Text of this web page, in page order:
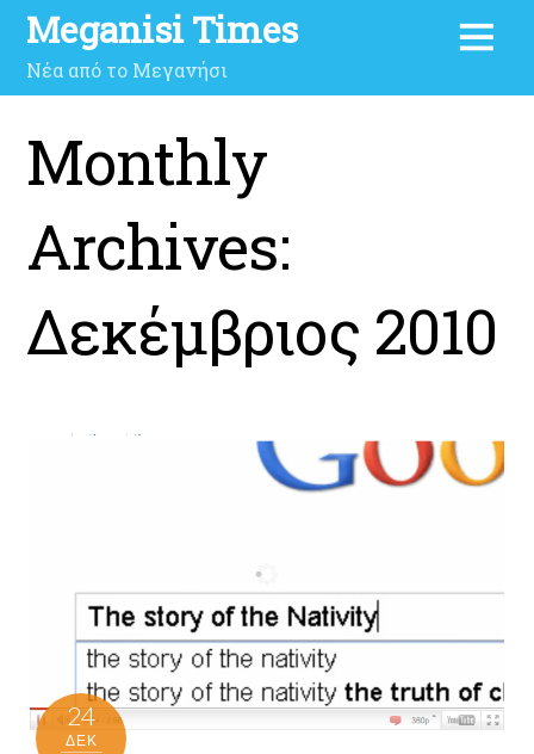
Meganisi Times
Νέα από το Μεγανήσι
Monthly
Archives:
Δεκέμβριος 2010
24
ΔΕΚ